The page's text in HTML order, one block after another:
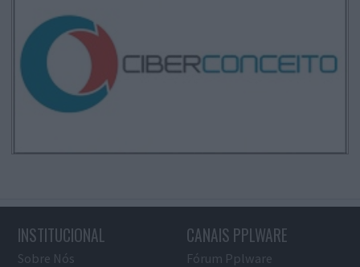
INSTITUCIONAL
Sobre Nós
CANAIS PPLWARE
Fórum Pplware